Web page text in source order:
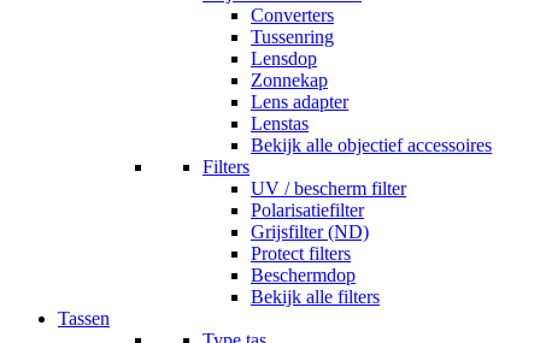
Converters
Tussenring
Lensdop
Zonnekap
Lens adapter
Lenstas
Bekijk alle objectief accessoires
Filters
UV / bescherm filter
Polarisatiefilter
Grijsfilter (ND)
Protect filters
Beschermdop
Bekijk alle filters
Tassen